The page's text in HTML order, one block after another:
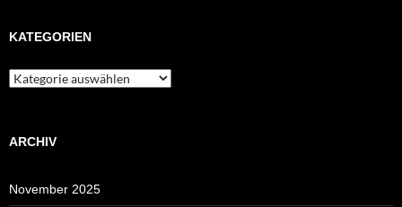
KATEGORIEN
Kategorien
ARCHIV
November 2025